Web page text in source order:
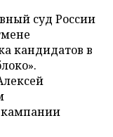
суд России
кандидатов в